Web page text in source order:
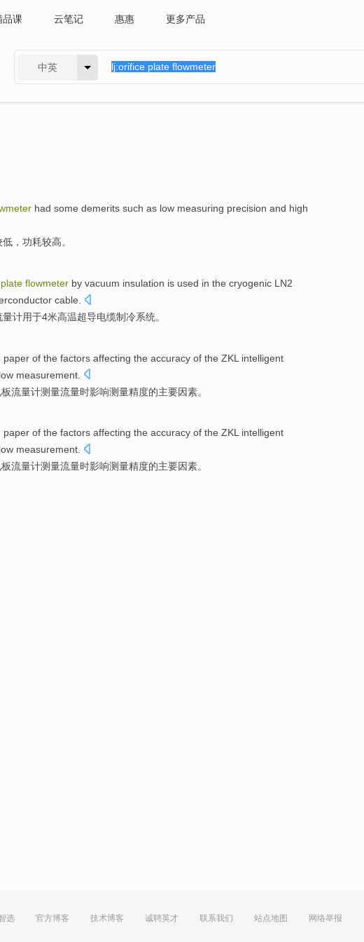
品课 云笔记 惠惠 更多产品
中英
had some demerits such as low measuring precision and high
低 ， 功耗较高。
plate flowmeter by vacuum insulation is used in the cryogenic LN2
cable
量计用于4米高温超导电缆制冷系统。
paper of the factors affecting the accuracy of the ZKL intelligent
measurement
板流量计测量流量时影响测量精度的主要因素。
paper of the factors affecting the accuracy of the ZKL intelligent
measurement.
板流量计测量流量时影响测量精度的主要因素。
选 官方博客 技术博客 诚聘英才 联系我们 站点地图 网络举报